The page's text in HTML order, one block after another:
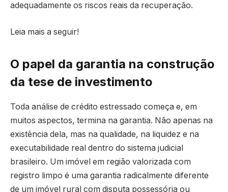
adequadamente os riscos reais da recuperação.
Leia mais a seguir!
O papel da garantia na construção
da tese de investimento
Toda análise de crédito estressado começa e, em
muitos aspectos, termina na garantia. Não apenas na
existência dela, mas na qualidade, na liquidez e na
executabilidade real dentro do sistema judicial
brasileiro. Um imóvel em região valorizada com
registro limpo é uma garantia radicalmente diferente
de um imóvel rural com disputa possessória ou